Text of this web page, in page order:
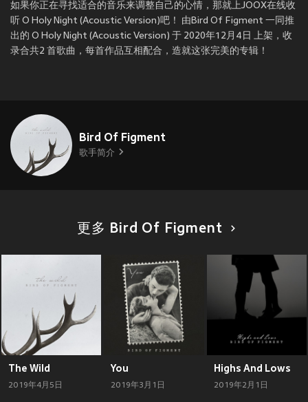
如果你正在寻找适合的音乐来调整自己的心情，那就上JOOX在线收
听 O Holy Night (Acoustic Version)吧！ 由Bird Of Figment 一同推
出的 O Holy Night (Acoustic Version) 于 2020年12月4日 上架，收
录合共2 首歌曲，每首作品互相配合，造就这张完美的专辑！
Bird Of Figment
歌手简介
更多 Bird Of Figment
The Wild
2019年4月5日
You
2019年3月1日
Highs And Lows
2019年2月1日